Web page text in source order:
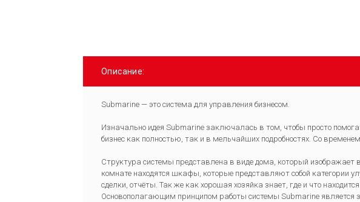
Описание:
Submarine — это система для управления бизнесом.
Изначально идея Submarine заключалась в том, чтобы просто
бизнес как полностью, так и в мельчайших подробностях. Со
Структура системы представлена в виде дома, который
комнате находятся шкафы, которые представляют собой категории
сделки, отчёты. Так же как хорошая хозяйка знает, где и что
Основополагающим принципом работы системы Submarine является